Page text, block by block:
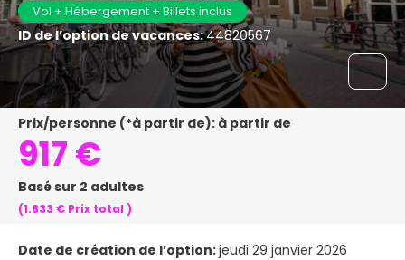
Vol + Hébergement + Billets inclus
ID de l’option de vacances:44820567
Prix/personne (*à partir de): à partir de
917 €
Basé sur 2 adultes
(1.833 € Prix ​​total )
Date de création de l’option:jeudi 29 janvier 2026